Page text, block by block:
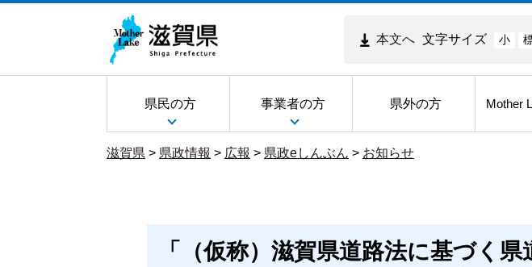
本文へ 文字サイズ 小
県民の方 事業者の方 県外の方 Mother
滋賀県 > 県政情報 > 広報 > 県政eしんぶん > お知らせ
「（仮称）滋賀県道路法に基づく